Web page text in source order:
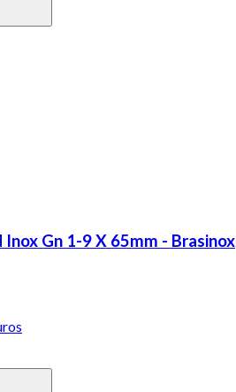
Gn 1-9 X 65mm - Brasinox